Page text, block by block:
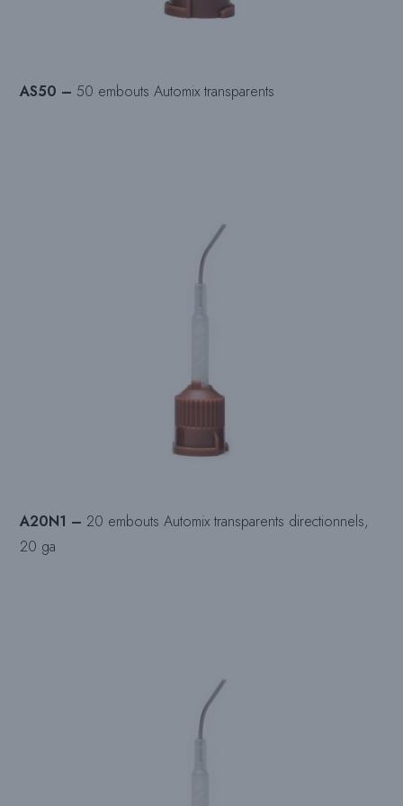
AS50 – 50 embouts Automix transparents
A20N1 – 20 embouts Automix transparents directionnels,
20 ga